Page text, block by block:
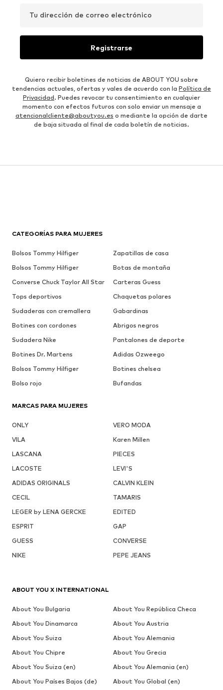
Tu dirección de correo electrónico
Registrarse
Quiero recibir boletines de noticias de ABOUT YOU sobre
tendencias actuales, ofertas y vales de acuerdo con la Política de
Privacidad. Puedes revocar tu consentimiento en cualquier
momento con efectos futuros con solo enviar un mensaje a
atencionalcliente@aboutyou.es o mediante la opción de darte
de baja situada al final de cada boletín de noticias.
CATEGORÍAS PARA MUJERES
Bolsos Tommy Hilfiger
Zapatillas de casa
Bolsos Tommy Hilfiger
Botas de montaña
Converse Chuck Taylor All Star
Carteras Guess
Tops deportivos
Chaquetas polares
Sudaderas con cremallera
Gabardinas
Botines con cordones
Abrigos negros
Sudadera Nike
Pantalones de deporte
Botines Dr. Martens
Adidas Ozweego
Bolsos Tommy Hilfiger
Botines chelsea
Bolso rojo
Bufandas
MARCAS PARA MUJERES
ONLY
VERO MODA
VILA
Karen Millen
LASCANA
PIECES
LACOSTE
LEVI'S
ADIDAS ORIGINALS
CALVIN KLEIN
CECIL
TAMARIS
LEGER by LENA GERCKE
EDITED
ESPRIT
GAP
GUESS
CONVERSE
NIKE
PEPE JEANS
ABOUT YOU X INTERNATIONAL
About You Bulgaria
About You República Checa
About You Dinamarca
About You Austria
About You Suiza
About You Alemania
About You Chipre
About You Grecia
About You Suiza (en)
About You Alemania (en)
About You Países Bajos (de)
About You Global (en)